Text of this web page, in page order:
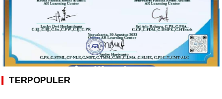
TERPOPULER